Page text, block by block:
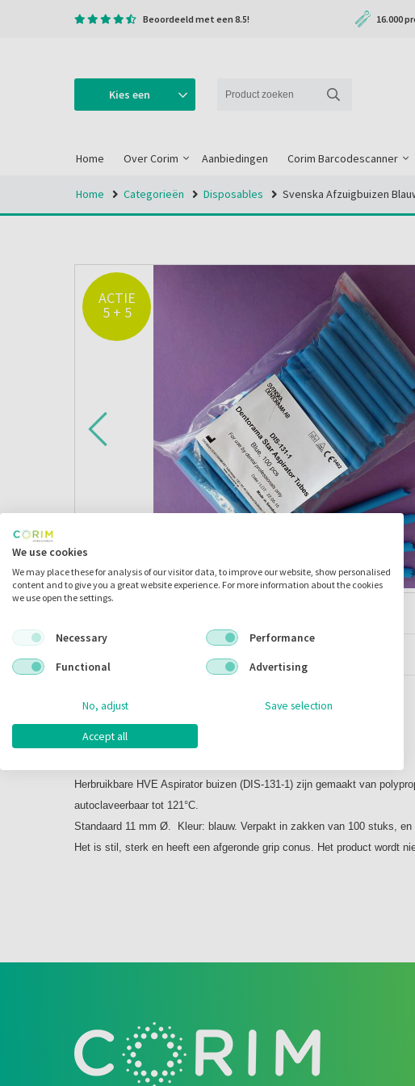
Beoordeeld met een 8.5! 16.000
Kies een
Home Over Corim Aanbiedingen Corim Barcodescanner
Home Categorieën Disposables Svenska Afzuigbuizen
ACTIE
5 + 5
Omschrijving
Herbruikbare HVE Aspirator buizen (DIS-131-1) zijn gemaakt van
autoclaveerbaar tot 121°C.
Standaard 11 mm Ø. Kleur: blauw. Verpakt in zakken van 100 stuks,
Het is stil, sterk en heeft een afgeronde grip conus. Het product wordt
We use cookies
We may place these for analysis of our visitor data, to improve our website, show personalised
content and to give you a great website experience. For more information about the cookies
we use open the settings.
Necessary
Performance
Functional
Advertising
No, adjust Save selection
Accept all